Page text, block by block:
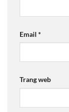
Email *
Trang web